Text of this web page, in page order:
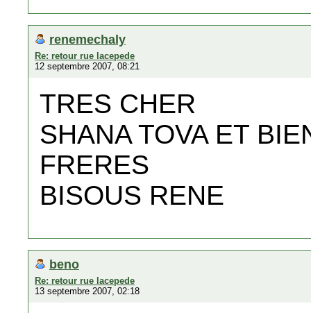
renemechaly
Re: retour rue lacepede
12 septembre 2007, 08:21
TRES CHER
SHANA TOVA ET
FRERES
BISOUS RENE
beno
Re: retour rue lacepede
13 septembre 2007, 02:18